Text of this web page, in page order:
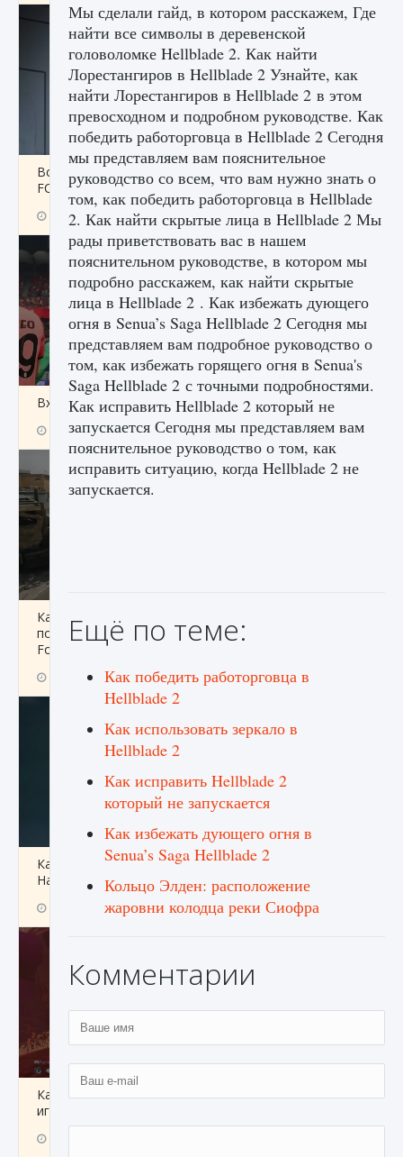
Все новые функции в режиме карьеры EA
FC 25
9 августа 2024 2 096 0 2
Входят ли «Милан» и «Интер» в EA FC 25
9 августа 2024 2 064 0 1
Как исправить текстовую ошибку
пользовательского интерфейса Delta
Force Hawk Ops
9 августа 2024 1 945 0 0
Как проверить статус сервера Delta Force
Hawk Ops
9 августа 2024 1 286 0 0
Как приручить существ джунглей Нари в
игре Creatures of Ava
Мы сделали гайд, в котором расскажем, Где
найти все символы в деревенской
головоломке Hellblade 2. Как найти
Лорестангиров в Hellblade 2 Узнайте, как
найти Лорестангиров в Hellblade 2 в этом
превосходном и подробном руководстве. Как
победить работорговца в Hellblade 2 Сегодня
мы представляем вам пояснительное
руководство со всем, что вам нужно знать о
том, как победить работорговца в Hellblade
2. Как найти скрытые лица в Hellblade 2 Мы
рады приветствовать вас в нашем
пояснительном руководстве, в котором мы
подробно расскажем, как найти скрытые
лица в Hellblade 2 . Как избежать дующего
огня в Senua’s Saga Hellblade 2 Сегодня мы
представляем вам подробное руководство о
том, как избежать горящего огня в Senua's
Saga Hellblade 2 с точными подробностями.
Как исправить Hellblade 2 который не
запускается Сегодня мы представляем вам
пояснительное руководство о том, как
исправить ситуацию, когда Hellblade 2 не
запускается.
Ещё по теме:
Как победить работорговца в
Hellblade 2
Как использовать зеркало в
Hellblade 2
Как исправить Hellblade 2
который не запускается
Как избежать дующего огня в
Senua’s Saga Hellblade 2
Кольцо Элден: расположение
жаровни колодца реки Сиофра
Комментарии